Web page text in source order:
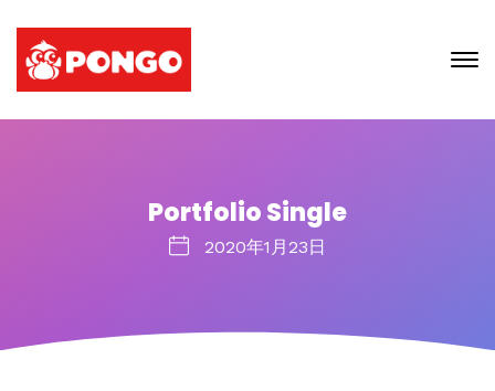
Portfolio Single
2020年1月23日